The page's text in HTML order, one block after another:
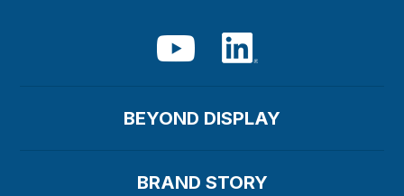
BEYOND DISPLAY
BRAND STORY